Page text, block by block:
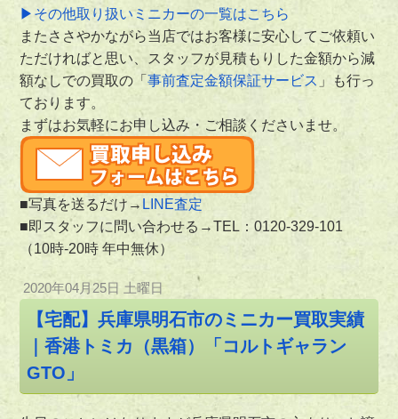
▶その他取り扱いミニカーの一覧はこちら
またささやかながら当店ではお客様に安心してご依頼い
ただければと思い、スタッフが見積もりした金額から減
額なしでの買取の「事前査定金額保証サービス 」も行っ
ております。
まずはお気軽にお申し込み・ご相談くださいませ。
■写真を送るだけ→ LINE査定
■即スタッフに問い合わせる→TEL：0120-329-101
（10時-20時 年中無休）
2020年04月25日 土曜日
【宅配】兵庫県明石市のミニカー買取実績
｜香港トミカ（黒箱）「コルトギャラン
GTO」